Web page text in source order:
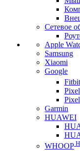
Сетевое
Apple
Samsung
Xiaomi
Google
Garmin
HUAWEI
WHOOP